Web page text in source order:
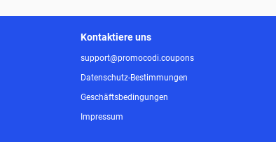
Kontaktiere uns
support@promocodi.coupons
Datenschutz-Bestimmungen
Geschäftsbedingungen
Impressum